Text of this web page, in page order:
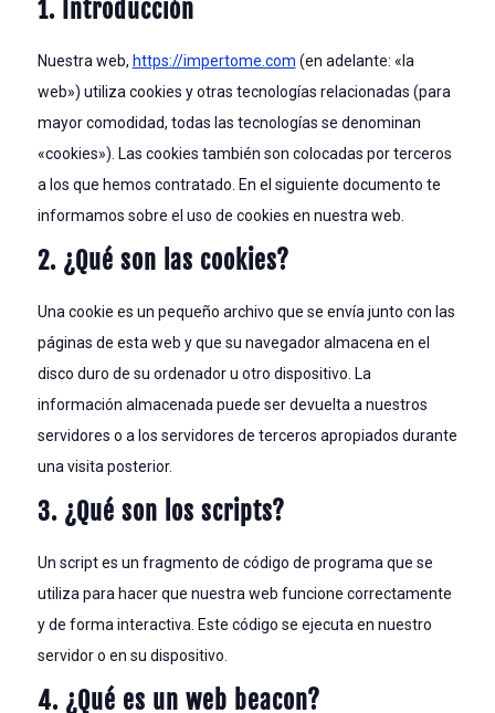
1. Introducción
Nuestra web, https://impertome.com (en adelante: «la
web») utiliza cookies y otras tecnologías relacionadas (para
mayor comodidad, todas las tecnologías se denominan
«cookies»). Las cookies también son colocadas por terceros
a los que hemos contratado. En el siguiente documento te
informamos sobre el uso de cookies en nuestra web.
2. ¿Qué son las cookies?
Una cookie es un pequeño archivo que se envía junto con las
páginas de esta web y que su navegador almacena en el
disco duro de su ordenador u otro dispositivo. La
información almacenada puede ser devuelta a nuestros
servidores o a los servidores de terceros apropiados durante
una visita posterior.
3. ¿Qué son los scripts?
Un script es un fragmento de código de programa que se
utiliza para hacer que nuestra web funcione correctamente
y de forma interactiva. Este código se ejecuta en nuestro
servidor o en su dispositivo.
4. ¿Qué es un web beacon?